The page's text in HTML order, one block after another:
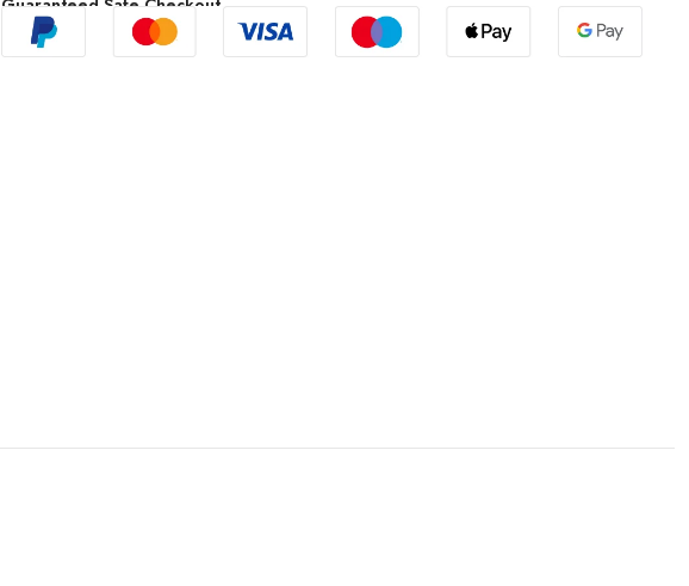
Guaranteed Safe Checkout